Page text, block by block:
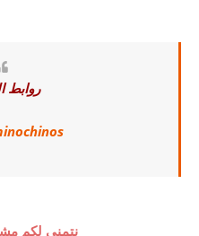
روابط
نتمنى لكم